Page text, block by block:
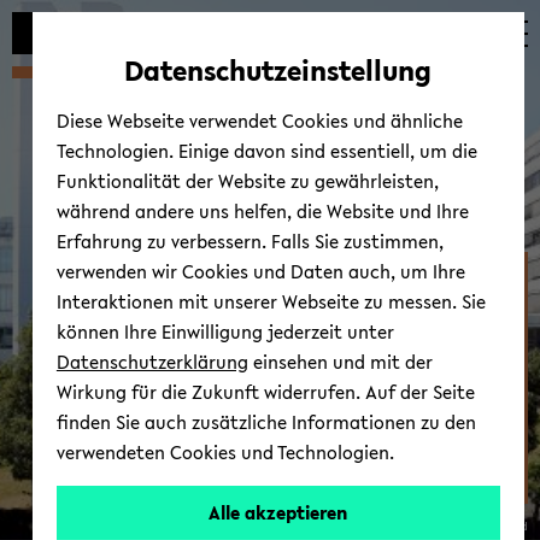
Automatische
vermeiden
zum
wechseln
zum
wechseln
zum
wechseln
Fakultät für
Erziehungswis­senschaft
© Uni­ver­si­tät Bie­le­feld
Datenschutzeinstellung
Diese Webseite verwendet Cookies und ähnliche
Technologien. Einige davon sind essentiell, um die
Funktionalität der Website zu gewährleisten,
während andere uns helfen, die Website und Ihre
Erfahrung zu verbessern. Falls Sie zustimmen,
verwenden wir Cookies und Daten auch, um Ihre
Interaktionen mit unserer Webseite zu messen. Sie
können Ihre Einwilligung jederzeit unter
Datenschutzerklärung einsehen und mit der
Wirkung für die Zukunft widerrufen. Auf der Seite
finden Sie auch zusätzliche Informationen zu den
verwendeten Cookies und Technologien.
Alle akzeptieren